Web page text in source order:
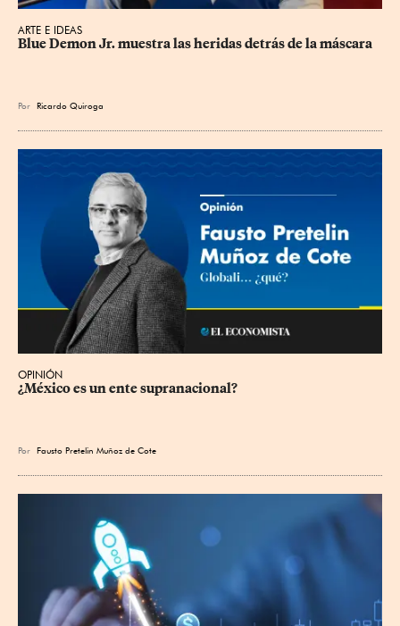
ARTE E IDEAS
Blue Demon Jr. muestra las heridas detrás de la máscara
Por Ricardo Quiroga
OPINIÓN
¿México es un ente supranacional?
Por Fausto Pretelin Muñoz de Cote